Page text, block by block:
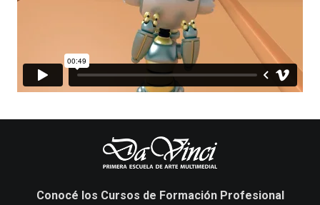
Conocé los Cursos de Formación Profesional